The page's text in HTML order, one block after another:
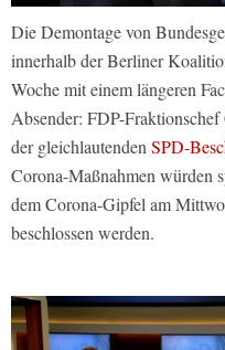
Die Demontage von
innerhalb der Berliner
Woche mit einem längeren
Absender: FDP-
der gleichlautendenSPD-
Corona-Maßnahmen würden
dem Corona-Gipfel am
beschlossen werden.